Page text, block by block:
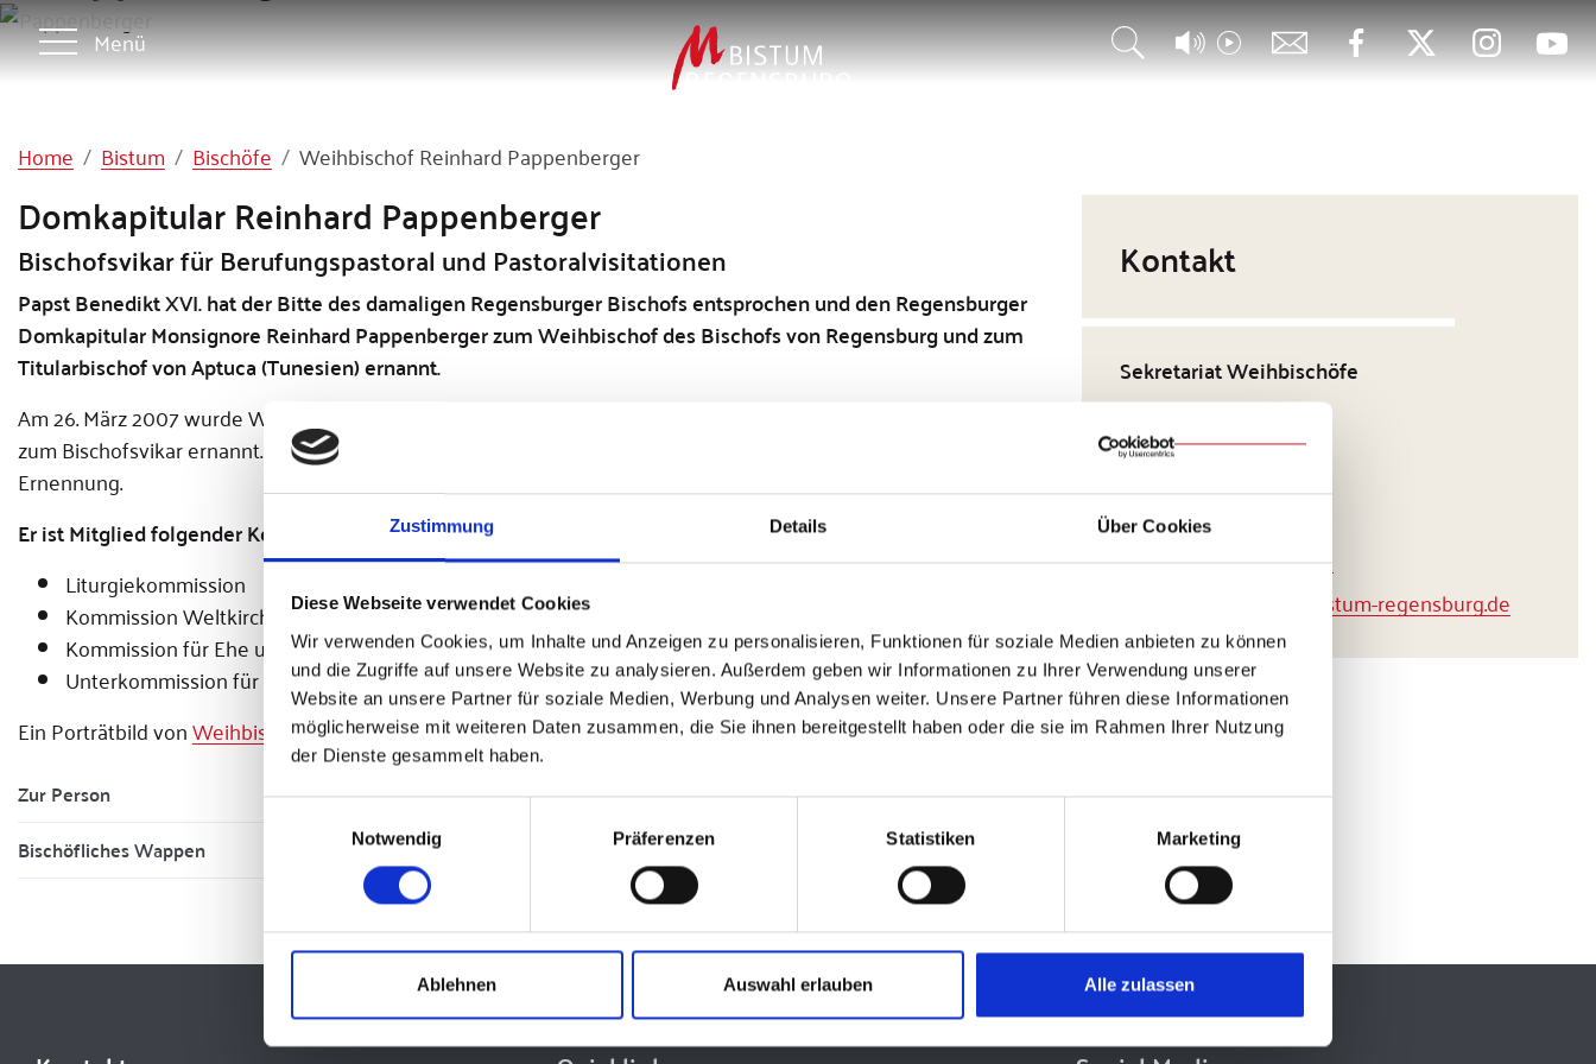
Zustimmung Details Über Cookies
Diese Webseite verwendet Cookies
Wir verwenden Cookies, um Inhalte und Anzeigen zu personalisieren, Funktionen für soziale Medien anbieten zu können
und die Zugriffe auf unsere Website zu analysieren. Außerdem geben wir Informationen zu Ihrer Verwendung unserer
Website an unsere Partner für soziale Medien, Werbung und Analysen weiter. Unsere Partner führen diese Informationen
möglicherweise mit weiteren Daten zusammen, die Sie ihnen bereitgestellt haben oder die sie im Rahmen Ihrer Nutzung
der Dienste gesammelt haben.
Notwendig
Präferenzen Statistiken Marketing
Ablehnen Auswahl erlauben Alle zulassen
Menü
Home Bistum Bischöfe Weihbischof Reinhard Pappenberger
Domkapitular Reinhard Pappenberger
Bischofsvikar für Berufungspastoral und Pastoralvisitationen
Papst Benedikt XVI. hat der Bitte des damaligen Regensburger Bischofs entsprochen und den Regensburger
Domkapitular Monsignore Reinhard Pappenberger zum Weihbischof des Bischofs von Regensburg und zum
Titularbischof von Aptuca (Tunesien) ernannt.
Am 26. März 2007 wurde Weihbischof Reinhard Pappenberger vom damaligen Bischof Gerhard Ludwig Müller
zum Bischofsvikar ernannt. Mit Wirkung vom 26. Januar 2013 bestätigte Bischof Dr. Rudolf Voderholzer diese
Ernennung.
Er ist Mitglied folgender Kommissionen der Deutschen Bischofskonferenz:
Liturgiekommission
Kommission Weltkirche
Kommission für Ehe und Familie
Unterkommission für Missionsfragen (insb. MISSIO) der Kommission Weltkirche
Ein Porträtbild vonWeihbischof Reinhard Pappenbergerfinden Sie hier.
Zur Person
Bischöfliches Wappen
Kontakt
Sekretariat Weihbischöfe
Niedermünstergasse 1
93047 Regensburg
+ 49 941 597-1001
+ 49 941 597-1089
weihbischof(at)bistum-regensburg.de